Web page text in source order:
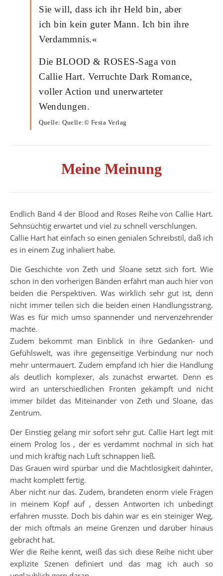
Sie will, dass ich ihr Held bin, aber
ich bin kein guter Mann. Ich bin ihre
Verdammnis.«
Die BLOOD & ROSES-Saga von
Callie Hart. Verruchte Dark Romance,
voller Action und unerwarteter
Wendungen.
Quelle: Quelle:© Festa Verlag
Meine Meinung
Endlich Band 4 der Blood and Roses Reihe von Callie Hart.
Sehnsüchtig erwartet und viel zu schnell verschlungen.
Callie Hart hat einfach so einen genialen Schreibstil, daß ich
es in einem Zug inhaliert habe.
Die Geschichte von Zeth und Sloane setzt sich fort. Wie
schon in den vorherigen Bänden erfährt man auch hier von
beiden die Perspektiven. Was wirklich sehr gut ist, denn
nicht immer teilen sich die beiden einen Handlungsstrang.
Was es für mich umso spannender und nervenzehrender
machte.
Zudem bekommt man Einblick in ihre Gedanken- und
Gefühlswelt, was ihre gegenseitige Verbindung nur noch
mehr untermauert. Zudem empfand ich hier die Handlung
als deutlich komplexer, als zunächst erwartet. Denn es
wird an unterschiedlichen Fronten gekämpft und nicht
immer bildet das Miteinander von Zeth und Sloane, das
Zentrum.
Der Einstieg gelang mir sofort sehr gut. Callie Hart legt mit
einem Prolog los , der es verdammt nochmal in sich hat
und mich kräftig nach Luft schnappen ließ.
Das Grauen wird spürbar und die Machtlosigkeit dahinter,
macht komplett fertig.
Aber nicht nur das. Zudem, brandeten enorm viele Fragen
in meinem Kopf auf , dessen Antworten ich unbedingt
erfahren musste. Doch bis dahin war es ein steiniger Weg,
der mich oftmals an meine Grenzen und darüber hinaus
gebracht hat.
Wer die Reihe kennt, weiß das sich diese Reihe nicht über
explizite Szenen definiert und das mag ich auch so